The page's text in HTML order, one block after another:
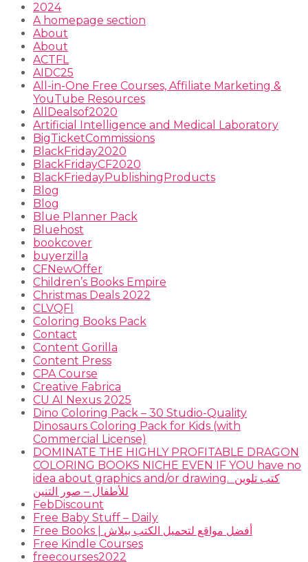
2024
A homepage section
About
About
ACTFL
AIDC25
All-in-One Free Courses, Affiliate Marketing &
YouTube Resources
AllDealsof2020
Artificial Intelligence and Medical Laboratory
BigTicketCommissions
BlackFriday2020
BlackFridayCF2020
BlackFriedayPublishingProducts
Blog
Blog
Blue Planner Pack
Bluehost
bookcover
buyerzilla
CFNewOffer
Children’s Books Empire
Christmas Deals 2022
CLVQFI
Coloring Books Pack
Contact
Content Gorilla
Content Press
CPA Course
Creative Fabrica
CU AI Nexus 2025
Dino Coloring Pack – 30 Studio-Quality
Dinosaurs Coloring Pack for Kids (with
Commercial License)
DOMINATE THE HIGHLY PROFITABLE DRAGON
COLORING BOOKS NICHE EVEN IF YOU have no
idea about graphics and/or drawing. ​ كتب تلوين
للأطفال – صور التنين
FebDiscount
Free Baby Stuff – Daily
Free Books | أفضل مواقع لتحميل الكتب ببلاش
Free Kindle Courses
freecourses2022